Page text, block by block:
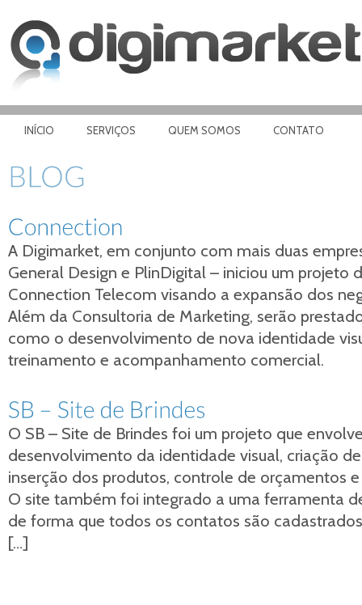
INÍCIO SERVIÇOS QUEM SOMOS CONTATO
A Digimarket, em conjunto com mais duas
General Design e PlinDigital – iniciou um projeto
Connection Telecom visando a expansão dos
Além da Consultoria de Marketing, serão
como o desenvolvimento de nova identidade
treinamento e acompanhamento comercial.
O SB – Site de Brindes foi um projeto que
desenvolvimento da identidade visual, criação
inserção dos produtos, controle de orçamentos
O site também foi integrado a uma ferramenta
de forma que todos os contatos são
[…]